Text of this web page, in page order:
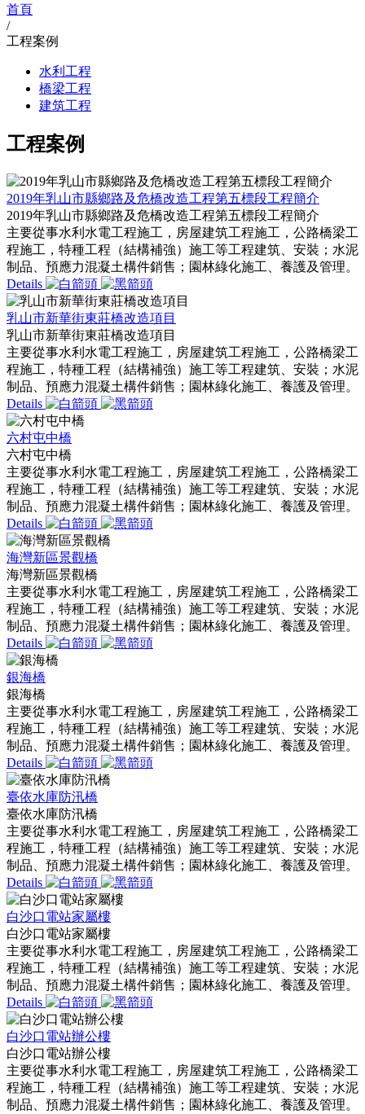
首頁
/
工程案例
水利工程
橋梁工程
建筑工程
工程案例
2019年乳山市縣鄉路及危橋改造工程第五標段工程簡介
2019年乳山市縣鄉路及危橋改造工程第五標段工程簡介
主要從事水利水電工程施工，房屋建筑工程施工，公路橋梁工
程施工，特種工程（結構補強）施工等工程建筑、安裝；水泥
制品、預應力混凝土構件銷售；園林綠化施工、養護及管理。
Details
乳山市新華街東莊橋改造項目
乳山市新華街東莊橋改造項目
主要從事水利水電工程施工，房屋建筑工程施工，公路橋梁工
程施工，特種工程（結構補強）施工等工程建筑、安裝；水泥
制品、預應力混凝土構件銷售；園林綠化施工、養護及管理。
Details
六村屯中橋
六村屯中橋
主要從事水利水電工程施工，房屋建筑工程施工，公路橋梁工
程施工，特種工程（結構補強）施工等工程建筑、安裝；水泥
制品、預應力混凝土構件銷售；園林綠化施工、養護及管理。
Details
海灣新區景觀橋
海灣新區景觀橋
主要從事水利水電工程施工，房屋建筑工程施工，公路橋梁工
程施工，特種工程（結構補強）施工等工程建筑、安裝；水泥
制品、預應力混凝土構件銷售；園林綠化施工、養護及管理。
Details
銀海橋
銀海橋
主要從事水利水電工程施工，房屋建筑工程施工，公路橋梁工
程施工，特種工程（結構補強）施工等工程建筑、安裝；水泥
制品、預應力混凝土構件銷售；園林綠化施工、養護及管理。
Details
臺依水庫防汛橋
臺依水庫防汛橋
主要從事水利水電工程施工，房屋建筑工程施工，公路橋梁工
程施工，特種工程（結構補強）施工等工程建筑、安裝；水泥
制品、預應力混凝土構件銷售；園林綠化施工、養護及管理。
Details
白沙口電站家屬樓
白沙口電站家屬樓
主要從事水利水電工程施工，房屋建筑工程施工，公路橋梁工
程施工，特種工程（結構補強）施工等工程建筑、安裝；水泥
制品、預應力混凝土構件銷售；園林綠化施工、養護及管理。
Details
白沙口電站辦公樓
白沙口電站辦公樓
主要從事水利水電工程施工，房屋建筑工程施工，公路橋梁工
程施工，特種工程（結構補強）施工等工程建筑、安裝；水泥
制品、預應力混凝土構件銷售；園林綠化施工、養護及管理。